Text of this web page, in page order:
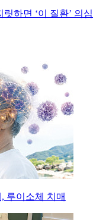
하면 ‘이 질환’ 의심
루이소체 치매